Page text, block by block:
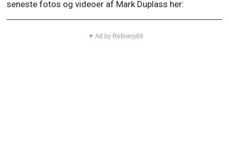
seneste fotos og videoer af Mark Duplass her:
▼ Ad by Refinery89